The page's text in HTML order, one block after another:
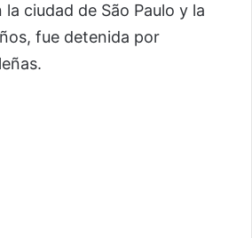
ciudad de São Paulo y la
fue detenida por